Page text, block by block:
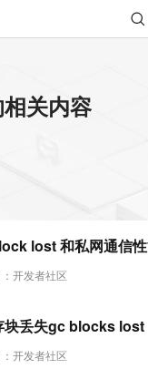
关内容
开发者社区
lost 和私网通信
开发者社区
块丢失gc blocks lost